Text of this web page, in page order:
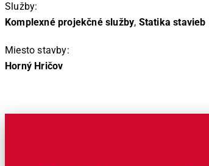
Služby:
Komplexné projekčné služby, Statika stavieb
Miesto stavby:
Horný Hričov